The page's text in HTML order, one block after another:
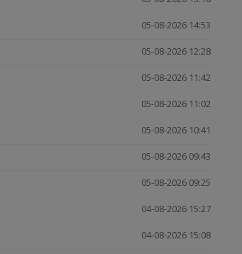
05-08-2026 14:53
05-08-2026 12:28
05-08-2026 11:42
05-08-2026 11:02
05-08-2026 10:41
05-08-2026 09:43
05-08-2026 09:25
04-08-2026 15:27
04-08-2026 15:08